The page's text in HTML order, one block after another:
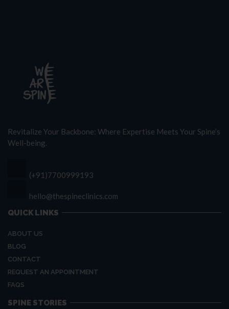
Revitalize Your Backbone: Where Expertise Meets Your Spine’s
Well-being.
(+91)7700999193
hello@thespineclinics.com
QUICK LINKS
ABOUT US
BLOG
CONTACT
REQUEST AN APPOINTMENT
FAQS
SPINE STORIES